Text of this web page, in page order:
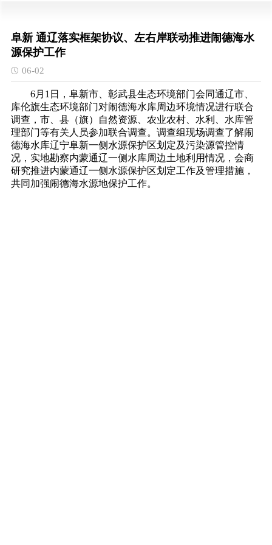
阜新 通辽落实框架协议、左右岸联动推进闹德海水
源保护工作
06-02
6月1日，阜新市、彰武县生态环境部门会同通辽市、
库伦旗生态环境部门对闹德海水库周边环境情况进行联合
调查，市、县（旗）自然资源、农业农村、水利、水库管
理部门等有关人员参加联合调查。调查组现场调查了解闹
德海水库辽宁阜新一侧水源保护区划定及污染源管控情
况，实地勘察内蒙通辽一侧水库周边土地利用情况，会商
研究推进内蒙通辽一侧水源保护区划定工作及管理措施，
共同加强闹德海水源地保护工作。